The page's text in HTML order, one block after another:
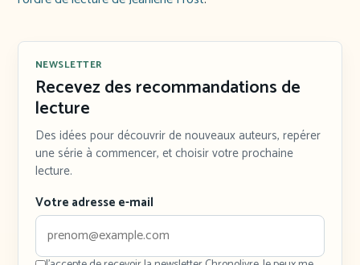
NEWSLETTER
Recevez des recommandations de
lecture
Des idées pour découvrir de nouveaux auteurs, repérer
une série à commencer, et choisir votre prochaine
lecture.
Votre adresse e-mail